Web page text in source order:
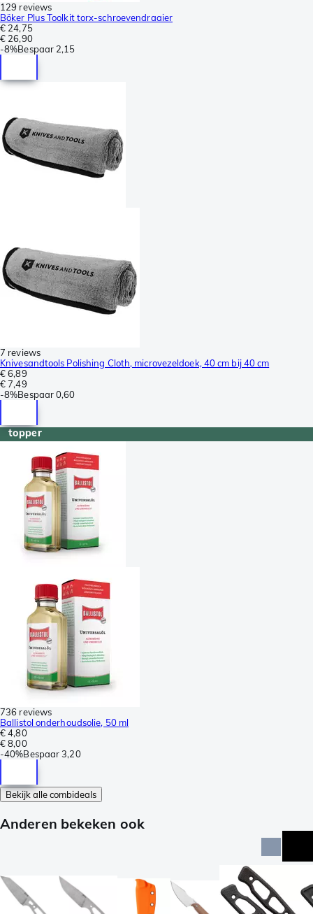
129 reviews
Böker Plus Toolkit torx-schroevendraaier
€ 24,75
€ 26,90
-8%Bespaar 2,15
7 reviews
Knivesandtools Polishing Cloth, microvezeldoek, 40 cm bij 40 cm
€ 6,89
€ 7,49
-8%Bespaar0,60
topper
736 reviews
Ballistol onderhoudsolie, 50 ml
€ 4,80
€ 8,00
-40%Bespaar 3,20
Bekijk alle combideals
Anderen bekeken ook